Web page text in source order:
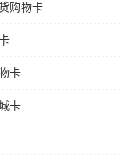
购物卡
卡
卡